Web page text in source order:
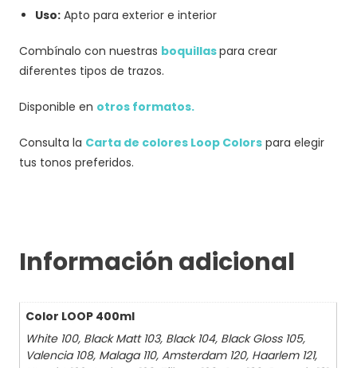
Uso: Apto para exterior e interior
Combínalo con nuestras boquillaspara crear
diferentes tipos de trazos.
Disponible en otros formatos.
Consulta la Carta de colores Loop Colors para elegir
tus tonos preferidos.
Información adicional
Color LOOP 400ml
White 100, Black Matt 103, Black 104, Black Gloss 105,
Valencia 108, Malaga 110, Amsterdam 120, Haarlem 121,